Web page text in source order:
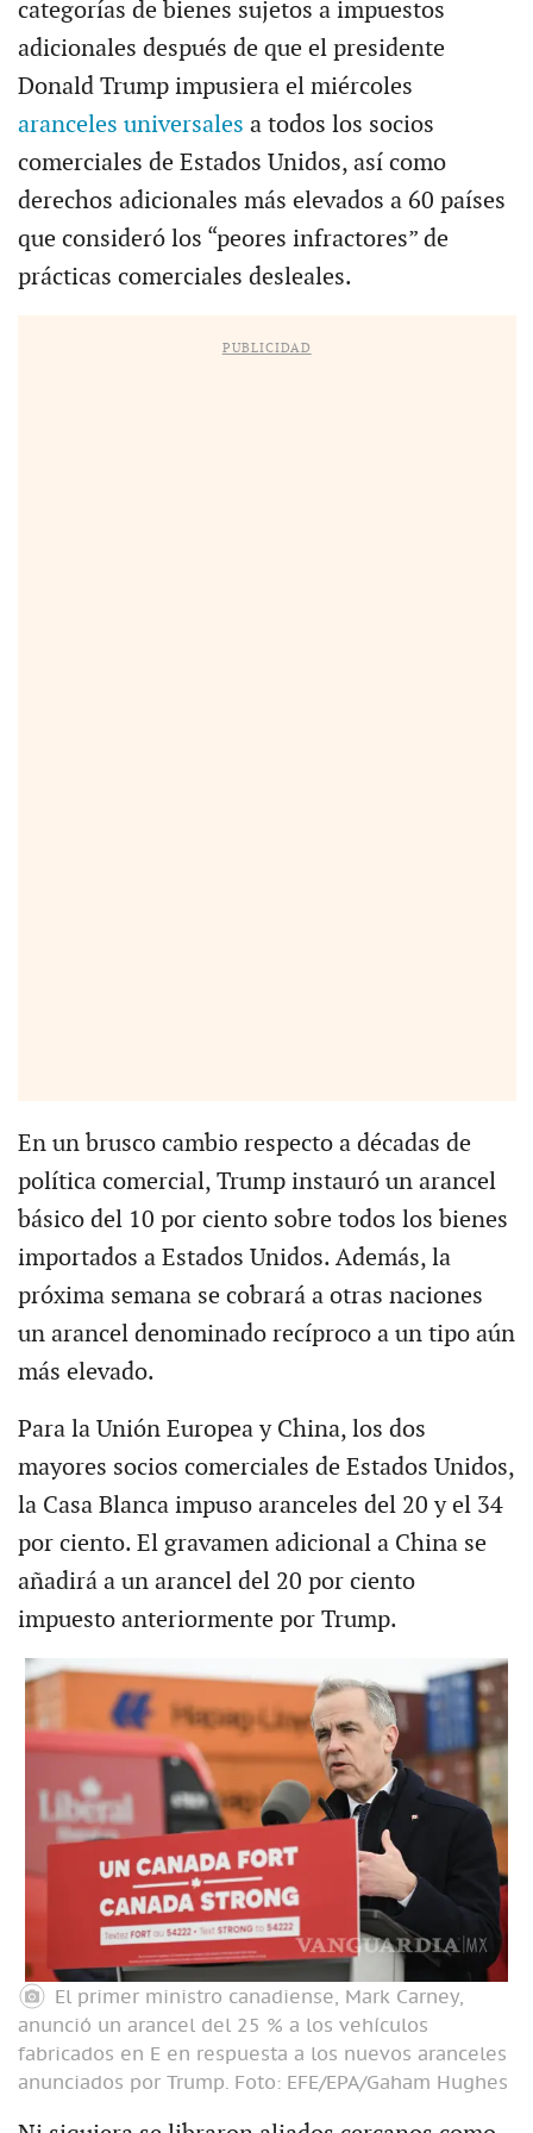
categorías de bienes sujetos a impuestos
adicionales después de que el presidente
Donald Trump impusiera el miércoles
aranceles universales a todos los socios
comerciales de Estados Unidos, así como
derechos adicionales más elevados a 60 países
que consideró los “peores infractores” de
prácticas comerciales desleales.
PUBLICIDAD
En un brusco cambio respecto a décadas de
política comercial, Trump instauró un arancel
básico del 10 por ciento sobre todos los bienes
importados a Estados Unidos. Además, la
próxima semana se cobrará a otras naciones
un arancel denominado recíproco a un tipo aún
más elevado.
Para la Unión Europea y China, los dos
mayores socios comerciales de Estados Unidos,
la Casa Blanca impuso aranceles del 20 y el 34
por ciento. El gravamen adicional a China se
añadirá a un arancel del 20 por ciento
impuesto anteriormente por Trump.
El primer ministro canadiense, Mark Carney,
anunció un arancel del 25 % a los vehículos
fabricados en E en respuesta a los nuevos aranceles
anunciados por Trump. Foto: EFE/EPA/Gaham Hughes